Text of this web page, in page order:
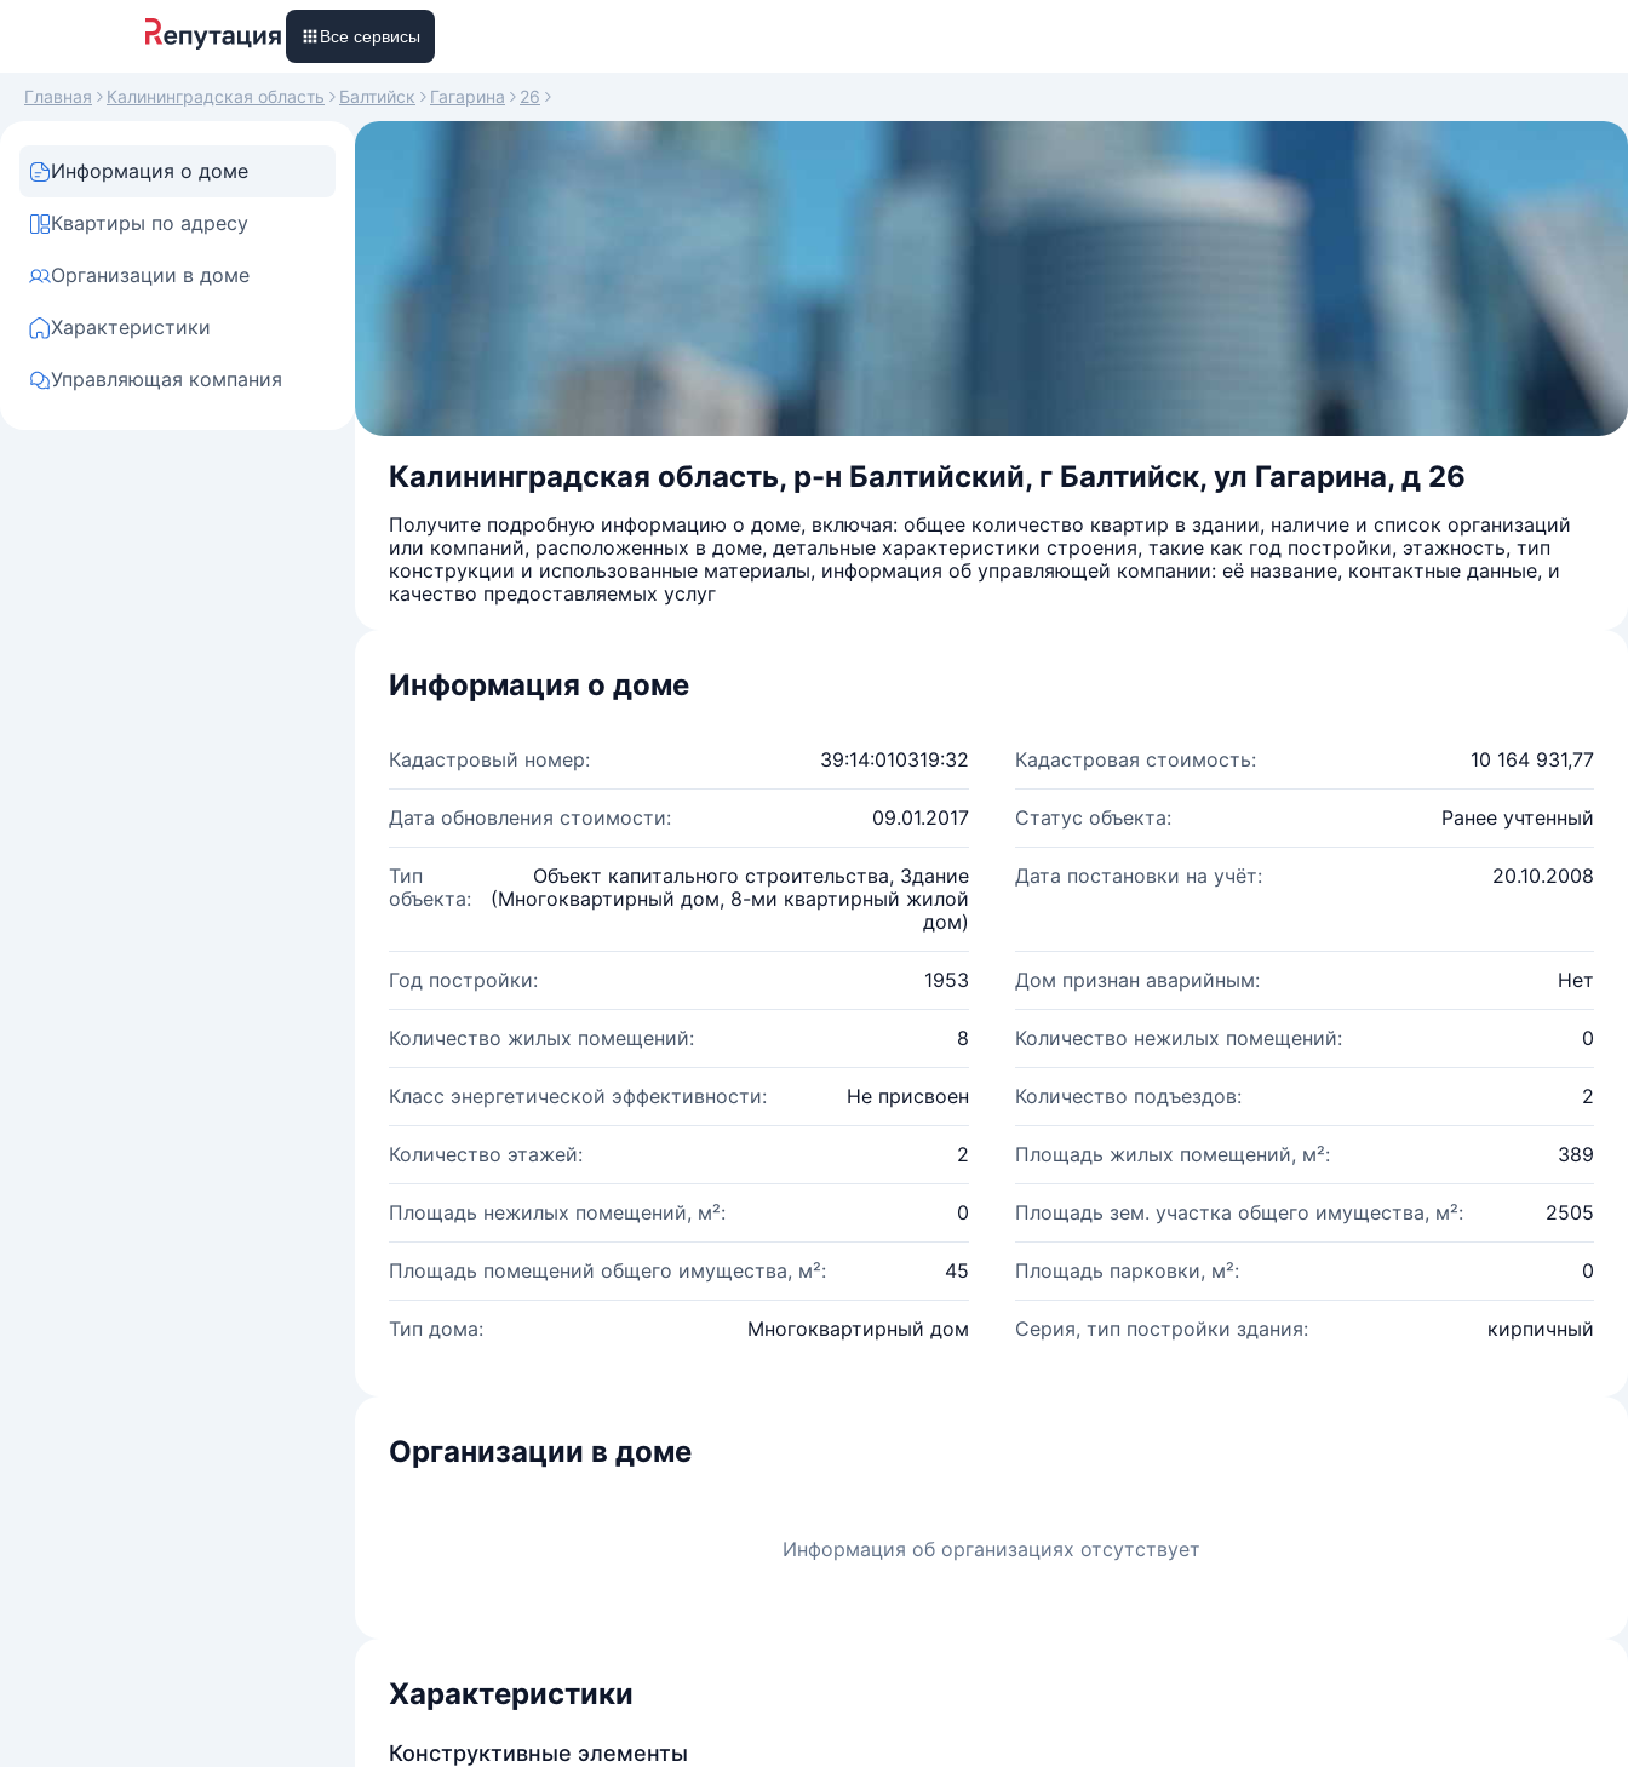
Все сервисы
Главная Калининградская область Балтийск Гагарина 26
Информация о доме
Квартиры по адресу
Организации в доме
Характеристики
Управляющая компания
Калининградская область, р-н Балтийский, г Балтийск, ул Гагарина, д 26
Получите подробную информацию о доме, включая: общее количество квартир в здании, наличие и список организаций
или компаний, расположенных в доме, детальные характеристики строения, такие как год постройки, этажность, тип
конструкции и использованные материалы, информация об управляющей компании: её название, контактные данные, и
качество предоставляемых услуг
Информация о доме
Кадастровый номер: 39:14:010319:32 Кадастровая стоимость: 10 164 931,77
Дата обновления стоимости: 09.01.2017 Статус объекта: Ранее учтенный
Тип
объекта:
Объект капитального строительства, Здание
(Многоквартирный дом, 8-ми квартирный жилой
дом)
Дата постановки на учёт: 20.10.2008
Год постройки: 1953 Дом признан аварийным: Нет
Количество жилых помещений: 8 Количество нежилых помещений: 0
Класс энергетической эффективности: Не присвоен Количество подъездов: 2
Количество этажей: 2 Площадь жилых помещений, м²: 389
Площадь нежилых помещений, м²: 0 Площадь зем. участка общего имущества, м²: 2505
Площадь помещений общего имущества, м²: 45 Площадь парковки, м²: 0
Тип дома: Многоквартирный дом Серия, тип постройки здания: кирпичный
Организации в доме
Информация об организациях отсутствует
Характеристики
Конструктивные элементы